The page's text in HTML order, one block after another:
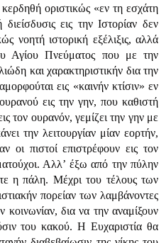
οριστικώς «εν τη εσχάτη
εις την Ιστορίαν δεν
νοητή ιστορική εξέλιξις, αλλά
Αγίου Πνεύματος που με την
και χαρακτηριστικήν δια την
εις «καινήν κτίσιν» εν
εις την γην, που καθιστή
τον ουρανόν, γεμίζει την γην με
την λειτουργίαν μίαν εορτήν,
οι πιστοί επιστρέφουν εις τον
Αλλ’ έξω από την πύλην
η πάλη. Μέχρι του τέλους των
πορείαν των λαμβάνοντες
δια να την αναμίξουν
του κακού. Η Ευχαριστία θα